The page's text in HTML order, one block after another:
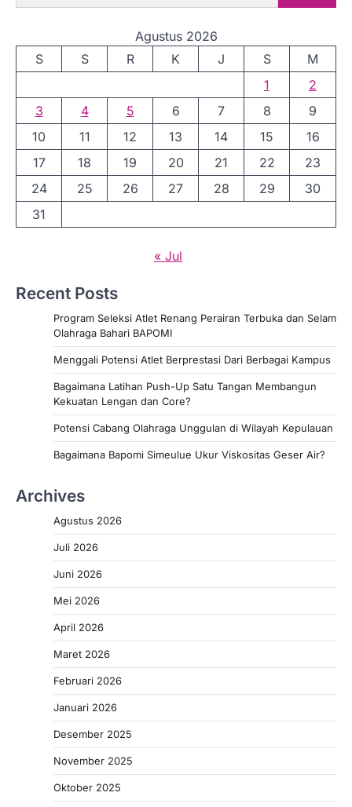
n
a
s
i
p
Agustus 2026
S
S R K J S
M
1
2
3
4 5 6 7 8
9
10
11 12 13 14 15
16
17
18 19 20 21 22
23
24
25 26 27 28 29
30
31
« Jul
Recent Posts
Program Seleksi Atlet Renang Perairan Terbuka dan Selam
Olahraga Bahari BAPOMI
Menggali Potensi Atlet Berprestasi Dari Berbagai Kampus
Bagaimana Latihan Push-Up Satu Tangan Membangun
Kekuatan Lengan dan Core?
Potensi Cabang Olahraga Unggulan di Wilayah Kepulauan
Bagaimana Bapomi Simeulue Ukur Viskositas Geser Air?
Archives
Agustus 2026
Juli 2026
Juni 2026
Mei 2026
April 2026
Maret 2026
Februari 2026
Januari 2026
Desember 2025
November 2025
Oktober 2025